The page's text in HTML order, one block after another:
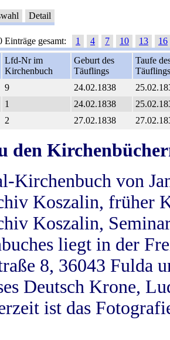
Detail
Einträge gesamt: 1 4 7 10 13
16
Lfd-Nr im
Kirchenbuch
Geburt des
Täuflings
Taufe
Täuflings
9 24.02.1838
1 24.02.1838
2 27.02.1838
den
Kirchenbuch von
Koszalin, früher
Koszalin,
liegt in der
8, 36043 Fulda
Deutsch Krone,
ist das